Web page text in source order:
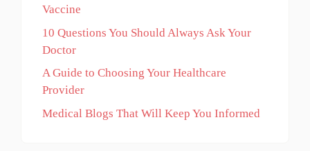
Vaccine
10 Questions You Should Always Ask Your
Doctor
A Guide to Choosing Your Healthcare
Provider
Medical Blogs That Will Keep You Informed